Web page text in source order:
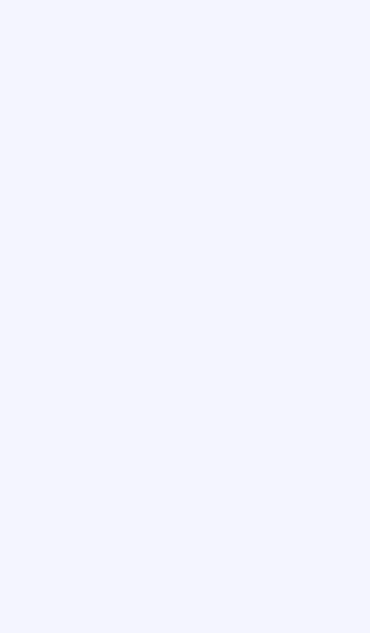
ダー候補/年間休日124日
丁寧に育成/年休124日